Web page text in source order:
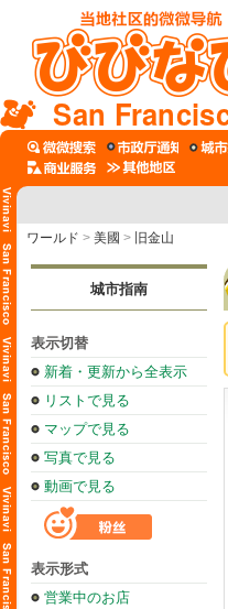
San
ワールド > 美國 > 旧金山
城市指南
表示切替
新着・更新から全表示
リストで見る
マップで見る
写真で見る
動画で見る
表示形式
営業中のお店